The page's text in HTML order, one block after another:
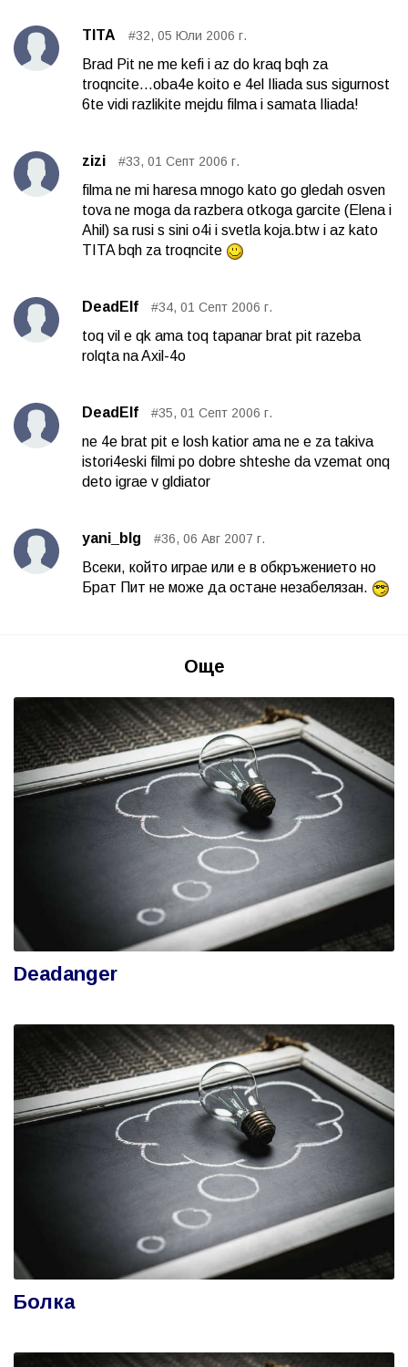
TITA #32, 05 Юли 2006 г.
Brad Pit ne me kefi i az do kraq bqh za
troqncite...oba4e koito e 4el Iliada sus sigurnost
6te vidi razlikite mejdu filma i samata Iliada!
zizi #33, 01 Септ 2006 г.
filma ne mi haresa mnogo kato go gledah osven
tova ne moga da razbera otkoga garcite (Elena i
Ahil) sa rusi s sini o4i i svetla koja.btw i az kato
TITA bqh za troqncite
DeadElf #34, 01 Септ 2006 г.
toq vil e qk ama toq tapanar brat pit razeba
rolqta na Axil-4o
DeadElf #35, 01 Септ 2006 г.
ne 4e brat pit e losh katior ama ne e za takiva
istori4eski filmi po dobre shteshe da vzemat onq
deto igrae v gldiator
yani_blg #36, 06 Авг 2007 г.
Всеки, който играе или е в обкръжението но
Брат Пит не може да остане незабелязан.
Още
Deadanger
Болка